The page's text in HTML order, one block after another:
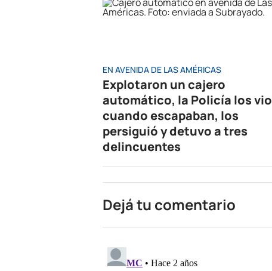
EN AVENIDA DE LAS AMÉRICAS
Explotaron un cajero
automático, la Policía los vio
cuando escapaban, los
persiguió y detuvo a tres
delincuentes
Dejá tu comentario